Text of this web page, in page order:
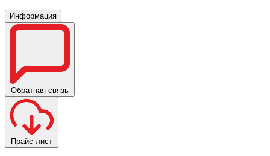
Информация
Обратная связь
Прайс-лист